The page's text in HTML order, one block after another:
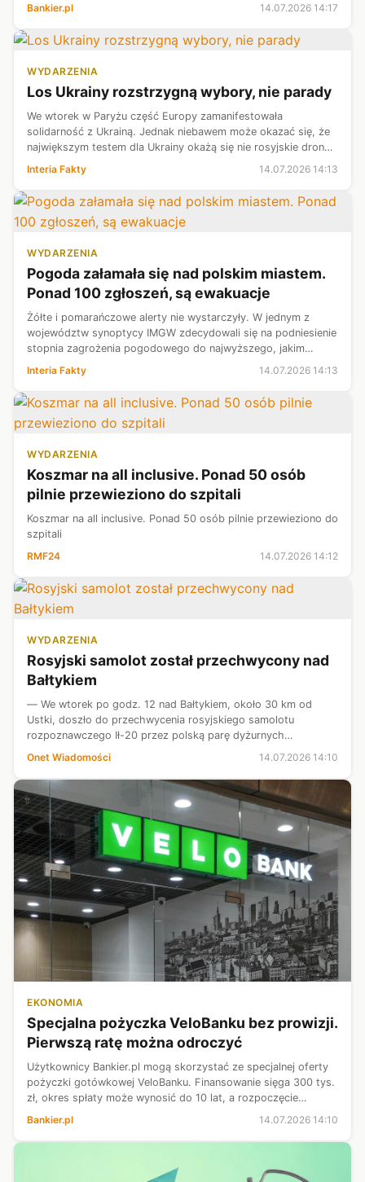
Farmy o łącznej mocy 1,44 GW ma...
Bankier.pl 14.07.2026 14:17
WYDARZENIA
Los Ukrainy rozstrzygną wybory, nie parady
We wtorek w Paryżu część Europy zamanifestowała
solidarność z Ukrainą. Jednak niebawem może okazać się, że
największym testem dla Ukrainy okażą się nie rosyjskie drony
demokracjach.
Interia Fakty 14.07.2026 14:13
WYDARZENIA
Pogoda załamała się nad polskim miastem.
Ponad 100 zgłoszeń, są ewakuacje
Żółte i pomarańczowe alerty nie wystarczyły. W jednym z
województw synoptycy IMGW zdecydowali się na podniesienie
stopnia zagrożenia pogodowego do najwyższego, jakim
może być wyjątkowo wysoka. Pier...
Interia Fakty 14.07.2026 14:13
WYDARZENIA
Koszmar na all inclusive. Ponad 50 osób
pilnie przewieziono do szpitali
Koszmar na all inclusive. Ponad 50 osób pilnie przewieziono do
szpitali
RMF24
14.07.2026 14:12
WYDARZENIA
Rosyjski samolot został przechwycony nad
Bałtykiem
— We wtorek po godz. 12 nad Bałtykiem, około 30 km od
Ustki, doszło do przechwycenia rosyjskiego samolotu
rozpoznawczego Ił-20 przez polską parę dyżurnych
samolotów — przekazał minister obrony Władysław Kosiniak-
Onet Wiadomości 14.07.2026 14:10
EKONOMIA
Specjalna pożyczka VeloBanku bez prowizji.
Pierwszą ratę można odroczyć
Użytkownicy Bankier.pl mogą skorzystać ze specjalnej oferty
pożyczki gotówkowej VeloBanku. Finansowanie sięga 300 tys.
zł, okres spłaty może wynosić do 10 lat, a rozpoczęcie
nie pobiera prow...
Bankier.pl 14.07.2026 14:10